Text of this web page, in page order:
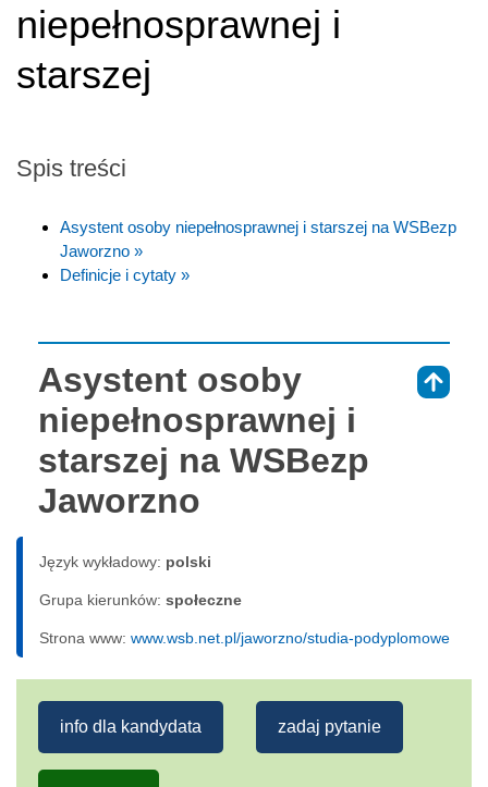
niepełnosprawnej i
starszej
Spis treści
Asystent osoby niepełnosprawnej i starszej na WSBezp
Jaworzno »
Definicje i cytaty »
Asystent osoby
niepełnosprawnej i
starszej na WSBezp
Jaworzno
Język wykładowy: polski
Grupa kierunków: społeczne
Strona www: www.wsb.net.pl/jaworzno/studia-podyplomowe
info dla kandydata zadaj pytanie